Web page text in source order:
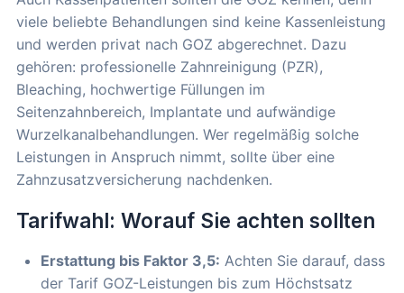
viele beliebte Behandlungen sind keine Kassenleistung
und werden privat nach GOZ abgerechnet. Dazu
gehören: professionelle Zahnreinigung (PZR),
Bleaching, hochwertige Füllungen im
Seitenzahnbereich, Implantate und aufwändige
Wurzelkanalbehandlungen. Wer regelmäßig solche
Leistungen in Anspruch nimmt, sollte über eine
Zahnzusatzversicherung nachdenken.
Tarifwahl: Worauf Sie achten sollten
Erstattung bis Faktor 3,5: Achten Sie darauf, dass
der Tarif GOZ-Leistungen bis zum Höchstsatz